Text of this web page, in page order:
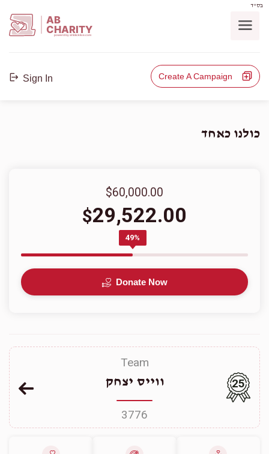
בס"ד
AB
CHARITY
powerd by ahblicklive.com
Sign In Create A Campaign
כולנו כאחד
$60,000.00
$29,522.00
49%
Donate Now
Team
ווייס יצחק
3776
25